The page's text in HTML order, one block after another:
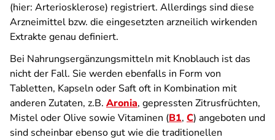
(hier: Arteriosklerose) registriert. Allerdings sind diese
Arzneimittel bzw. die eingesetzten arzneilich wirkenden
Extrakte genau definiert.
Bei Nahrungsergänzungsmitteln mit Knoblauch ist das
nicht der Fall. Sie werden ebenfalls in Form von
Tabletten, Kapseln oder Saft oft in Kombination mit
anderen Zutaten, z.B. Aronia, gepressten Zitrusfrüchten,
Mistel oder Olive sowie Vitaminen (B1, C) angeboten und
sind scheinbar ebenso gut wie die traditionellen